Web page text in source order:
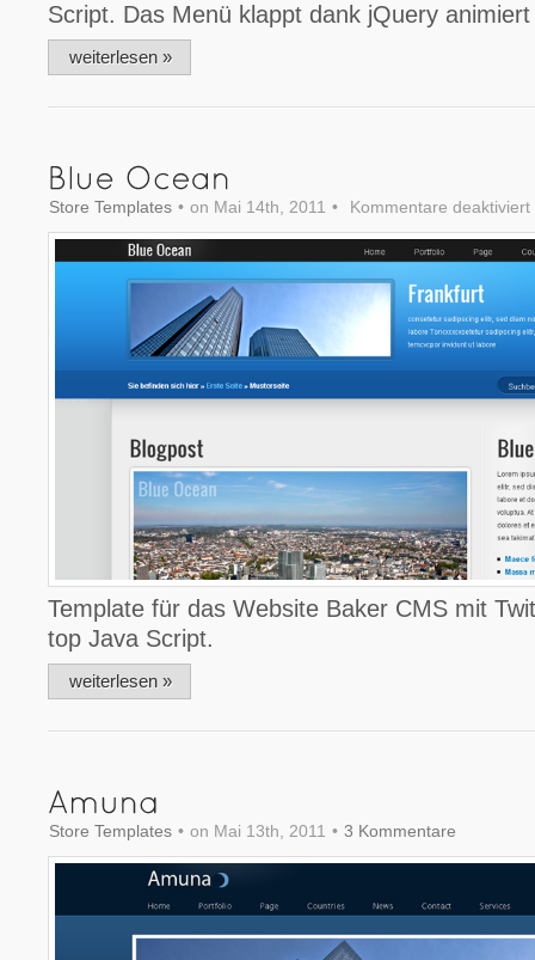
Script. Das Menü klappt dank jQuery
weiterlesen »
Store Templates • on Mai 14th, 2011 • Kommentare deaktiviert
Template für das Website Baker CMS mit
top Java Script.
weiterlesen »
Store Templates • on Mai 13th, 2011 • 3 Kommentare